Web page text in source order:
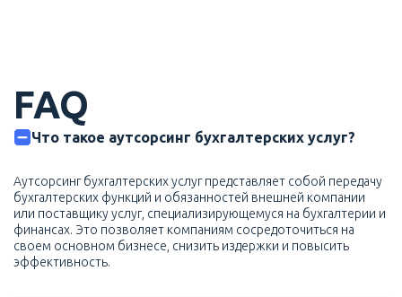
FAQ
Что такое аутсорсинг бухгалтерских услуг?
Аутсорсинг бухгалтерских услуг представляет собой передачу
бухгалтерских функций и обязанностей внешней компании
или поставщику услуг, специализирующемуся на бухгалтерии и
финансах. Это позволяет компаниям сосредоточиться на
своем основном бизнесе, снизить издержки и повысить
эффективность.